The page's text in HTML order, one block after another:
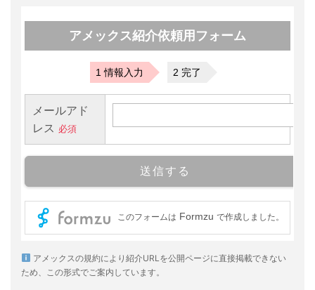
アメックスの規約により紹介URLを公開ページに直接掲載できない
ため、この形式でご案内しています。